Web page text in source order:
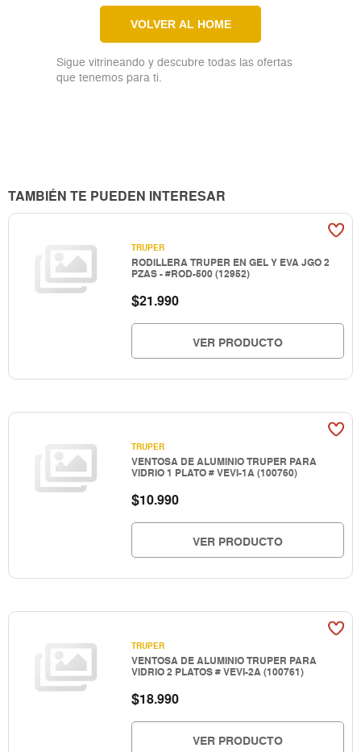
VOLVER AL HOME
Sigue vitrineando y descubre todas las ofertas
que tenemos para ti.
TAMBIÉN TE PUEDEN INTERESAR
TRUPER
RODILLERA TRUPER EN GEL Y EVA JGO 2
PZAS - #ROD-500 (12952)
$21.990
VER PRODUCTO
TRUPER
VENTOSA DE ALUMINIO TRUPER PARA
VIDRIO 1 PLATO # VEVI-1A (100760)
$10.990
VER PRODUCTO
TRUPER
VENTOSA DE ALUMINIO TRUPER PARA
VIDRIO 2 PLATOS # VEVI-2A (100761)
$18.990
VER PRODUCTO